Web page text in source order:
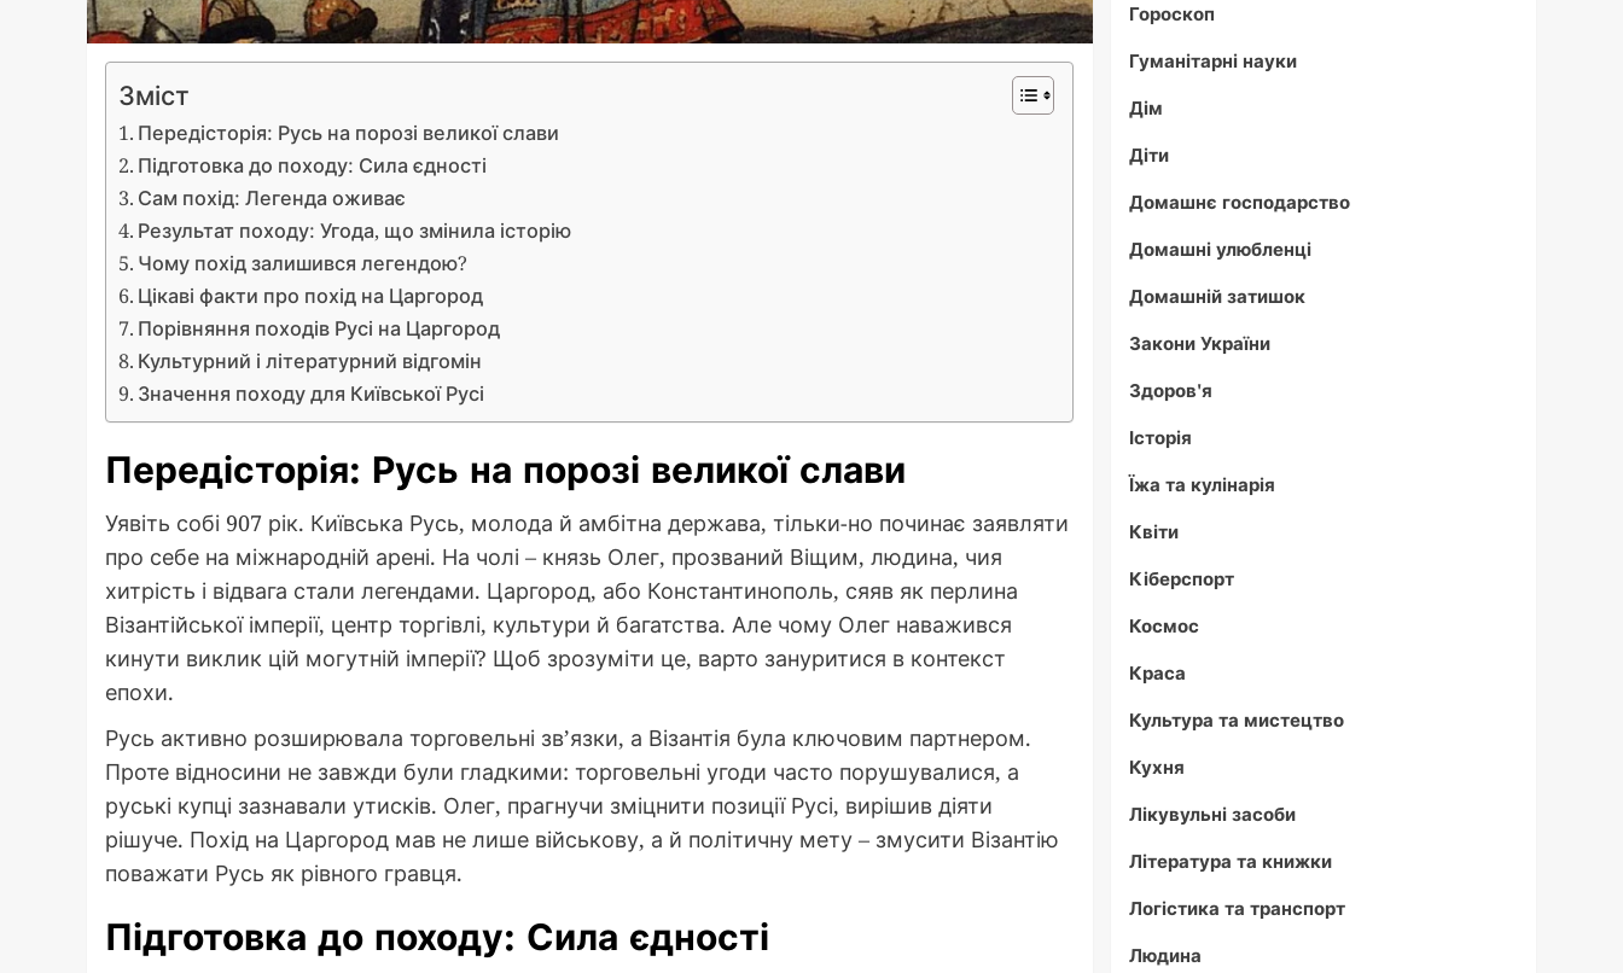
Зміст
Передісторія: Русь на порозі великої слави
Підготовка до походу: Сила єдності
Сам похід: Легенда оживає
Результат походу: Угода, що змінила історію
Чому похід залишився легендою?
Цікаві факти про похід на Царгород
Порівняння походів Русі на Царгород
Культурний і літературний відгомін
Значення походу для Київської Русі
Передісторія: Русь на порозі великої слави
Уявіть собі 907 рік. Київська Русь, молода й амбітна держава, тільки-но починає заявляти
про себе на міжнародній арені. На чолі – князь Олег, прозваний Віщим, людина, чия
хитрість і відвага стали легендами. Царгород, або Константинополь, сяяв як перлина
Візантійської імперії, центр торгівлі, культури й багатства. Але чому Олег наважився
кинути виклик цій могутній імперії? Щоб зрозуміти це, варто зануритися в контекст
епохи.
Русь активно розширювала торговельні зв’язки, а Візантія була ключовим партнером.
Проте відносини не завжди були гладкими: торговельні угоди часто порушувалися, а
руські купці зазнавали утисків. Олег, прагнучи зміцнити позиції Русі, вирішив діяти
рішуче. Похід на Царгород мав не лише військову, а й політичну мету – змусити Візантію
поважати Русь як рівного гравця.
Підготовка до походу: Сила єдності
Гороскоп
Гуманітарні науки
Дім
Діти
Домашнє господарство
Домашні улюбленці
Домашній затишок
Закони України
Здоров'я
Історія
Їжа та кулінарія
Квіти
Кіберспорт
Космос
Краса
Культура та мистецтво
Кухня
Лікувульні засоби
Література та книжки
Логістика та транспорт
Людина